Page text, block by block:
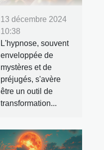
13 décembre 2024
10:38
L'hypnose, souvent
enveloppée de
mystères et de
préjugés, s'avère
être un outil de
transformation...